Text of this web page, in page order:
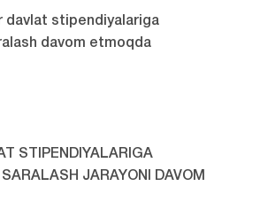
davlat stipendiyalariga
davom etmoqda
STIPENDIYALARIGA
JARAYONI DAVOM